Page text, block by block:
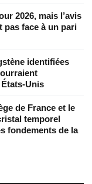
2026, mais l’avis
pas face à un pari
identifiées
Unis
de France et le
temporel
fondements de la